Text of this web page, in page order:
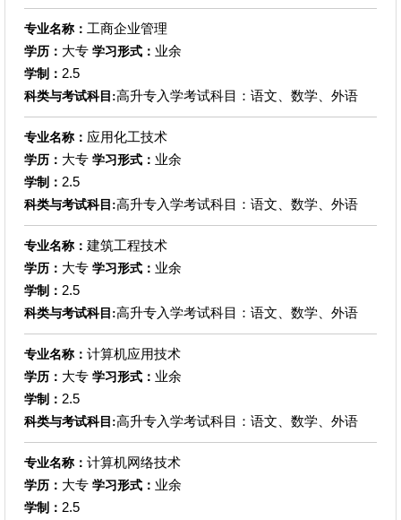
专业名称： 工商企业管理
学历： 大专 学习形式： 业余
学制： 2.5
科类与考试科目:高升专入学考试科目：语文、数学、外语
专业名称： 应用化工技术
学历： 大专 学习形式： 业余
学制： 2.5
科类与考试科目:高升专入学考试科目：语文、数学、外语
专业名称： 建筑工程技术
学历： 大专 学习形式： 业余
学制： 2.5
科类与考试科目:高升专入学考试科目：语文、数学、外语
专业名称： 计算机应用技术
学历： 大专 学习形式： 业余
学制： 2.5
科类与考试科目:高升专入学考试科目：语文、数学、外语
专业名称： 计算机网络技术
学历： 大专 学习形式： 业余
学制： 2.5